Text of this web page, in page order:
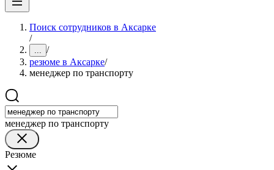
Поиск сотрудников в Аксарке
/
... /
резюме в Аксарке/
менеджер по транспорту
менеджер по транспорту
Резюме